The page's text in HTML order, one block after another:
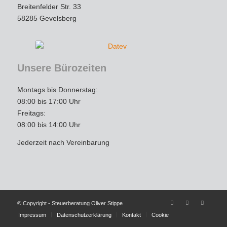
Kanzlei uneingeschränkt weiter!
Breitenfelder Str. 33
58285 Gevelsberg
Unsere Bürozeiten
Montags bis Donnerstag:
08:00 bis 17:00 Uhr
Freitags:
08:00 bis 14:00 Uhr
Jederzeit nach Vereinbarung
© Copyright - Steuerberatung Oliver Stippe
Impressum
Datenschutzerklärung Kontakt Cookie